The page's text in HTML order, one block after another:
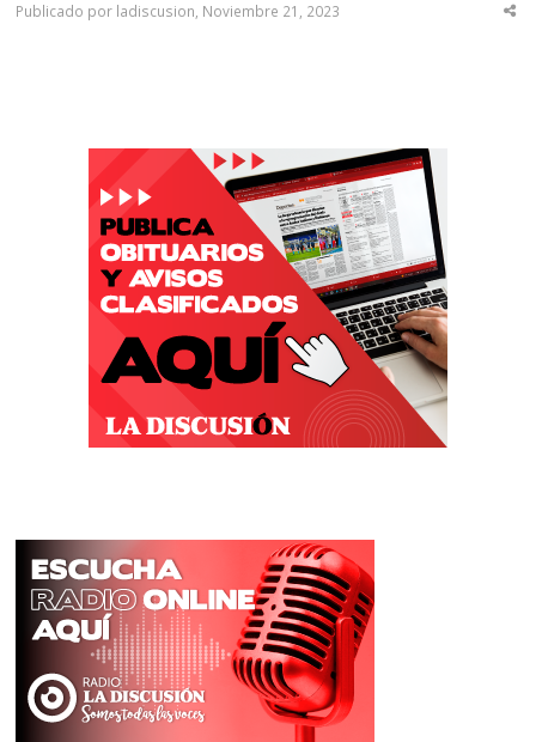
Publicado por ladiscusion, Noviembre 21, 2023